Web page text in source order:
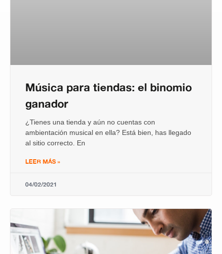
Música para tiendas: el binomio
ganador
¿Tienes una tienda y aún no cuentas con
ambientación musical en ella? Está bien, has llegado
al sitio correcto. En
LEER MÁS »
04/02/2021